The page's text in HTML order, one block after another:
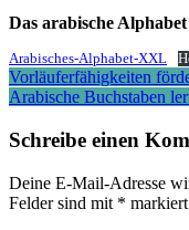
Das arabische
Arabisches-Alphabet-XXL
Vorläuferfähigkeiten
Arabische Buchstaben
Schreibe einen
Deine E-Mail-Adresse
Felder sind mit * markiert